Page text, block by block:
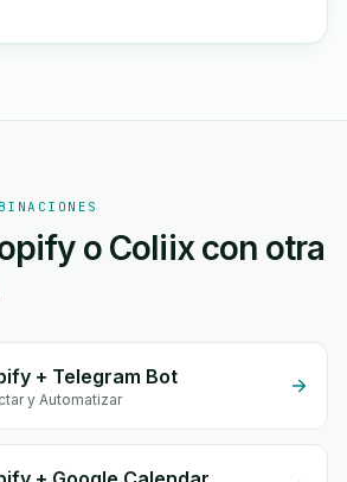
o Coliix con otra
+ Telegram Bot
y Automatizar